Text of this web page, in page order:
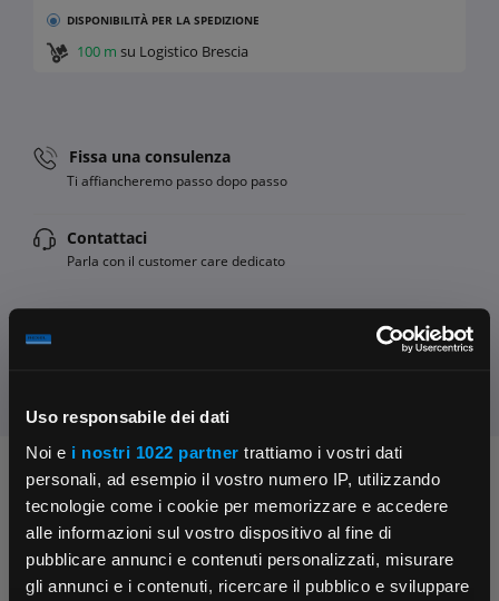
Uso responsabile dei dati
Noi e i nostri 1022 partner trattiamo i vostri dati
personali, ad esempio il vostro numero IP, utilizzando
tecnologie come i cookie per memorizzare e accedere
alle informazioni sul vostro dispositivo al fine di
pubblicare annunci e contenuti personalizzati, misurare
gli annunci e i contenuti, ricercare il pubblico e sviluppare
DISPONIBILITÀ PER LA SPEDIZIONE
100 m su Logistico Brescia
Fissa una consulenza
Ti affiancheremo passo dopo passo
Contattaci
Parla con il customer care dedicato
Chiedi ai nostri tecnici